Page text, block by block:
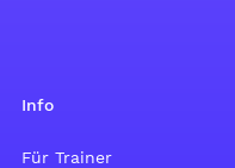
Info
Für Trainer